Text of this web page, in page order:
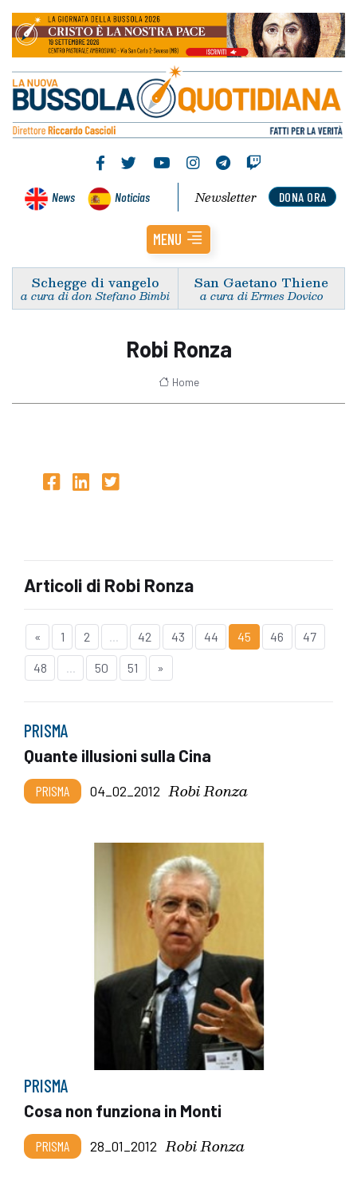
News Noticias DONA ORA
Newsletter
MENU
Schegge di vangelo
a cura di don Stefano Bimbi
San Gaetano Thiene
a cura di Ermes Dovico
Robi Ronza
Home
Articoli di Robi Ronza
« 1 2 42 43 44 45 46 47
48 ... 50 51 »
PRISMA
Quante illusioni sulla Cina
PRISMA 04_02_2012 Robi Ronza
PRISMA
Cosa non funziona in Monti
PRISMA 28_01_2012 Robi Ronza